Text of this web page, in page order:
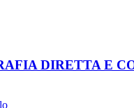
DIRETTA E